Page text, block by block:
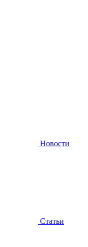
Новости
Статьи